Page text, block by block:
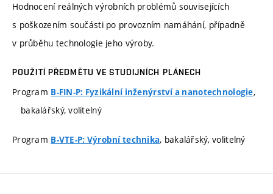
Hodnocení reálných výrobních problémů souvisejících
s poškozením součásti po provozním namáhání, případně
v průběhu technologie jeho výroby.
POUŽITÍ PŘEDMĚTU VE STUDIJNÍCH PLÁNECH
Program B-FIN-P: Fyzikální inženýrství a nanotechnologie,
bakalářský, volitelný
Program B-VTE-P: Výrobní technika, bakalářský, volitelný